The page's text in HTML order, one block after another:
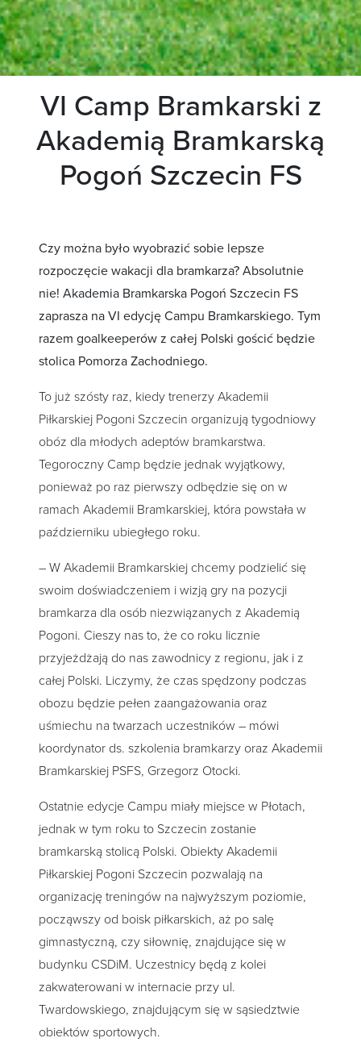
VI Camp Bramkarski z
Akademią Bramkarską
Pogoń Szczecin FS
Czy można było wyobrazić sobie lepsze
rozpoczęcie wakacji dla bramkarza? Absolutnie
nie! Akademia Bramkarska Pogoń Szczecin FS
zaprasza na VI edycję Campu Bramkarskiego. Tym
razem goalkeeperów z całej Polski gościć będzie
stolica Pomorza Zachodniego.
To już szósty raz, kiedy trenerzy Akademii
Piłkarskiej Pogoni Szczecin organizują tygodniowy
obóz dla młodych adeptów bramkarstwa.
Tegoroczny Camp będzie jednak wyjątkowy,
ponieważ po raz pierwszy odbędzie się on w
ramach Akademii Bramkarskiej, która powstała w
październiku ubiegłego roku.
– W Akademii Bramkarskiej chcemy podzielić się
swoim doświadczeniem i wizją gry na pozycji
bramkarza dla osób niezwiązanych z Akademią
Pogoni. Cieszy nas to, że co roku licznie
przyjeżdżają do nas zawodnicy z regionu, jak i z
całej Polski. Liczymy, że czas spędzony podczas
obozu będzie pełen zaangażowania oraz
uśmiechu na twarzach uczestników – mówi
koordynator ds. szkolenia bramkarzy oraz Akademii
Bramkarskiej PSFS, Grzegorz Otocki.
Ostatnie edycje Campu miały miejsce w Płotach,
jednak w tym roku to Szczecin zostanie
bramkarską stolicą Polski. Obiekty Akademii
Piłkarskiej Pogoni Szczecin pozwalają na
organizację treningów na najwyższym poziomie,
począwszy od boisk piłkarskich, aż po salę
gimnastyczną, czy siłownię, znajdujące się w
budynku CSDiM. Uczestnicy będą z kolei
zakwaterowani w internacie przy ul.
Twardowskiego, znajdującym się w sąsiedztwie
obiektów sportowych.